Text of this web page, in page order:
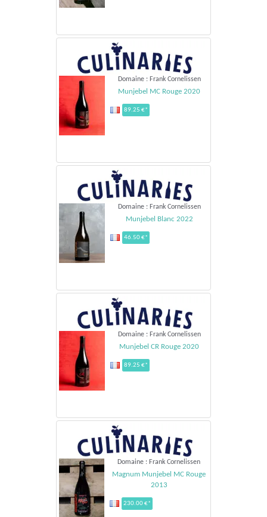
Domaine : Frank Cornelissen
Munjebel MC Rouge 2020
89.25 €*
Domaine : Frank Cornelissen
Munjebel Blanc 2022
46.50 €*
Domaine : Frank Cornelissen
Munjebel CR Rouge 2020
89.25 €*
Domaine : Frank Cornelissen
Magnum Munjebel MC Rouge
2013
230.00 €*